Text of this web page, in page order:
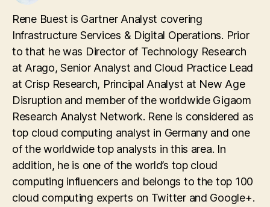
Rene Buest is Gartner Analyst covering
Infrastructure Services & Digital Operations. Prior
to that he was Director of Technology Research
at Arago, Senior Analyst and Cloud Practice Lead
at Crisp Research, Principal Analyst at New Age
Disruption and member of the worldwide Gigaom
Research Analyst Network. Rene is considered as
top cloud computing analyst in Germany and one
of the worldwide top analysts in this area. In
addition, he is one of the world’s top cloud
computing influencers and belongs to the top 100
cloud computing experts on Twitter and Google+.